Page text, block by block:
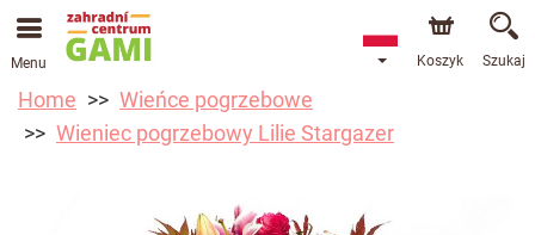
Menu Koszyk Szukaj
Home
Wieńce pogrzebowe
Wieniec pogrzebowy Lilie Stargazer